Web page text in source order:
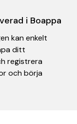
i Boappa
kan enkelt
ditt
registrera
och börja